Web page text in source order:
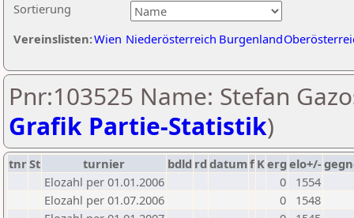
Sortierung
Vereinslisten:Wien Niederösterreich Burgenland
Pnr:103525 Name: Stefan
Grafik Partie-Statistik)
tnrSt turnier bdld rd datumf Kerg elo+/-
Elozahl per 01.01.2006
0
1554
Elozahl per 01.07.2006
0
1548